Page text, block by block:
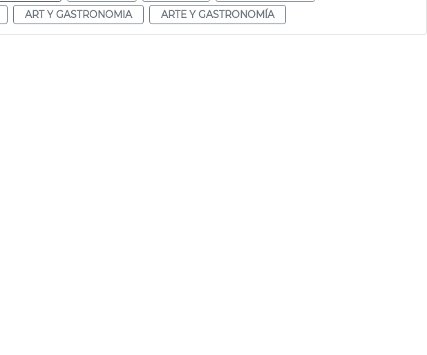
ART Y GASTRONOMIA ARTE Y GASTRONOMÍA